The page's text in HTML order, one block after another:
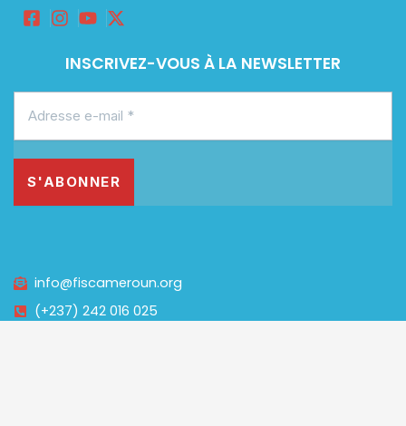
INSCRIVEZ-VOUS À LA NEWSLETTER
info@fiscameroun.org
(+237) 242 016 025